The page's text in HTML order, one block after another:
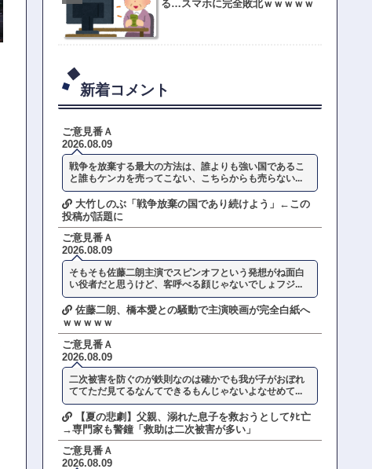
る…スマホに完全敗北ｗｗｗｗｗ
新着コメント
ご意見番Ａ
2026.08.09
戦争を放棄する最大の方法は、誰よりも強い国であるこ
と誰もケンカを売ってこない、こちらからも売らない...
大竹しのぶ「戦争放棄の国であり続けよう」←この
投稿が話題に
ご意見番Ａ
2026.08.09
そもそも佐藤二朗主演でスピンオフという発想がね面白
い役者だと思うけど、客呼べる顔じゃないでしょフジ...
佐藤二朗、橋本愛との騒動で主演映画が完全白紙へ
ｗｗｗｗｗ
ご意見番Ａ
2026.08.09
二次被害を防ぐのが鉄則なのは確かでも我が子がおぼれ
ててただ見てるなんてできるもんじゃないよなせめて...
【夏の悲劇】父親、溺れた息子を救おうとしてﾀﾋ亡
→専門家も警鐘「救助は二次被害が多い」
ご意見番Ａ
2026.08.09